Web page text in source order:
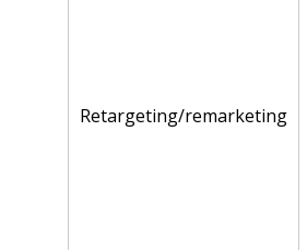
Retargeting/remarketing